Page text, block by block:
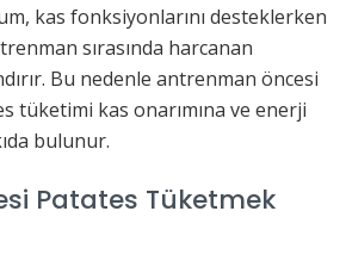
kas fonksiyonlarını desteklerken
sırasında harcanan
Bu nedenle antrenman öncesi
tüketimi kas onarımına ve enerji
bulunur.
Patates Tüketmek